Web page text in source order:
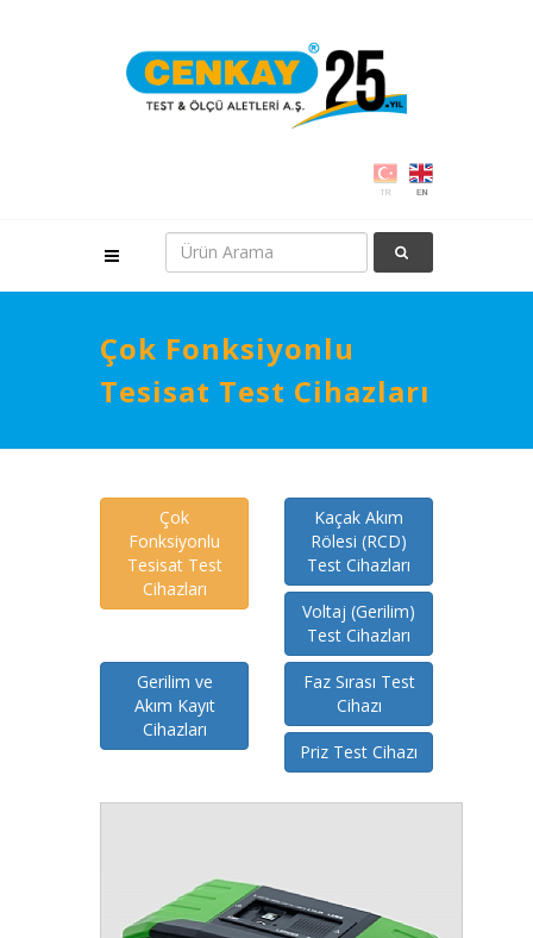
Çok Fonksiyonlu
Tesisat Test Cihazları
Çok
Fonksiyonlu
Tesisat Test
Cihazları
Kaçak Akım
Rölesi (RCD)
Test Cihazları
Voltaj (Gerilim)
Test Cihazları
Gerilim ve
Akım Kayıt
Cihazları
Faz Sırası Test
Cihazı
Priz Test Cihazı